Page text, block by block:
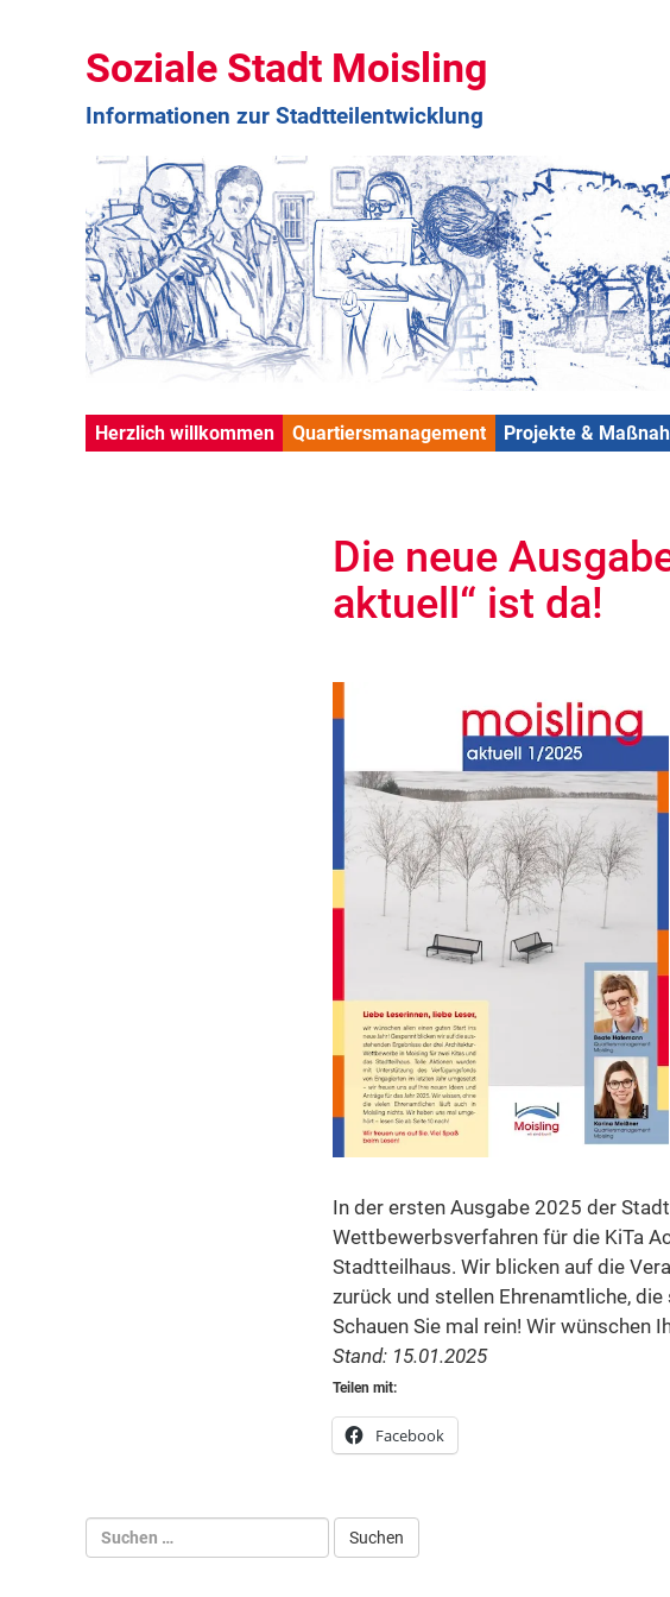
Soziale Stadt Moisling
Informationen zur Stadtteilentwicklung
Herzlich willkommen Quartiersmanagement Projekte &
Die neue
aktuell“ ist da!
In der ersten Ausgabe 2025 der
Wettbewerbsverfahren für die KiTa
Stadtteilhaus. Wir blicken auf die
zurück und stellen Ehrenamtliche,
Schauen Sie mal rein! Wir wünschen
Stand: 15.01.2025
Teilen mit:
Facebook